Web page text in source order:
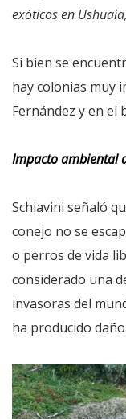
exóticos en
Si bien se
hay colonias muy
Fernández y en el
Impacto ambiental
Schiavini señaló
conejo no se
o perros de vida
considerado una
invasoras del
ha producido